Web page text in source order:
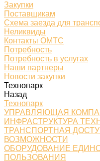
Закупки
Поставщикам
Схема заезда для
Неликвиды
Контакты ОМТС
Потребность
Потребность в услугах
Наши партнеры
Новости закупки
Технопарк
Назад
Технопарк
УПРАВЛЯЮЩАЯ
ИНФРАСТРУКТУРА
ТРАНСПОРТНАЯ
ВОЗМОЖНОСТИ
ОБОРУДОВАНИЕ
ПОЛЬЗОВАНИЯ